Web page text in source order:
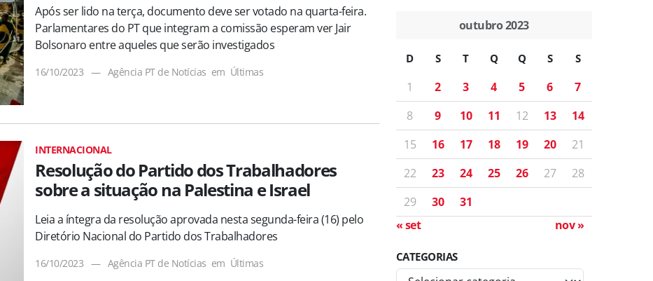
Após ser lido na terça, documento deve ser votado na quarta-feira.
Parlamentares do PT que integram a comissão esperam ver Jair
Bolsonaro entre aqueles que serão investigados
16/10/2023 — Agência PT de Notícias em Últimas
INTERNACIONAL
Resolução do Partido dos Trabalhadores
sobre a situação na Palestina e Israel
Leia a íntegra da resolução aprovada nesta segunda-feira (16) pelo
Diretório Nacional do Partido dos Trabalhadores
16/10/2023 — Agência PT de Notícias em Últimas
outubro 2023
D S T Q Q S S
1 2 3 4 5 6
7
8
9 10 11 12 13
14
15
16 17 18 19 20
21
22
23 24 25 26 27
28
29
30
31
« set
nov »
CATEGORIAS